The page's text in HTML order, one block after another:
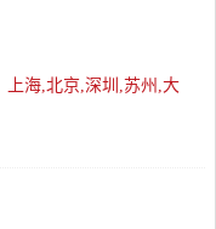
上海,北京,深圳,苏州,大